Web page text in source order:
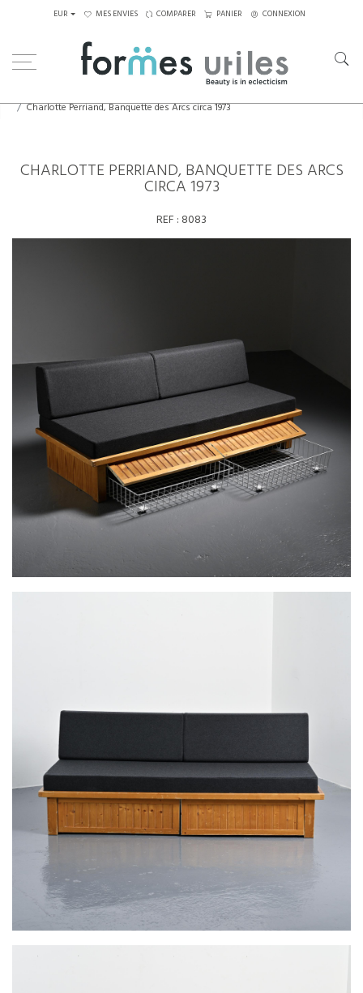
EUR MES ENVIES COMPARER PANIER CONNEXION
Charlotte Perriand, Banquette des Arcs circa 1973
CHARLOTTE PERRIAND, BANQUETTE DES ARCS
CIRCA 1973
REF : 8083